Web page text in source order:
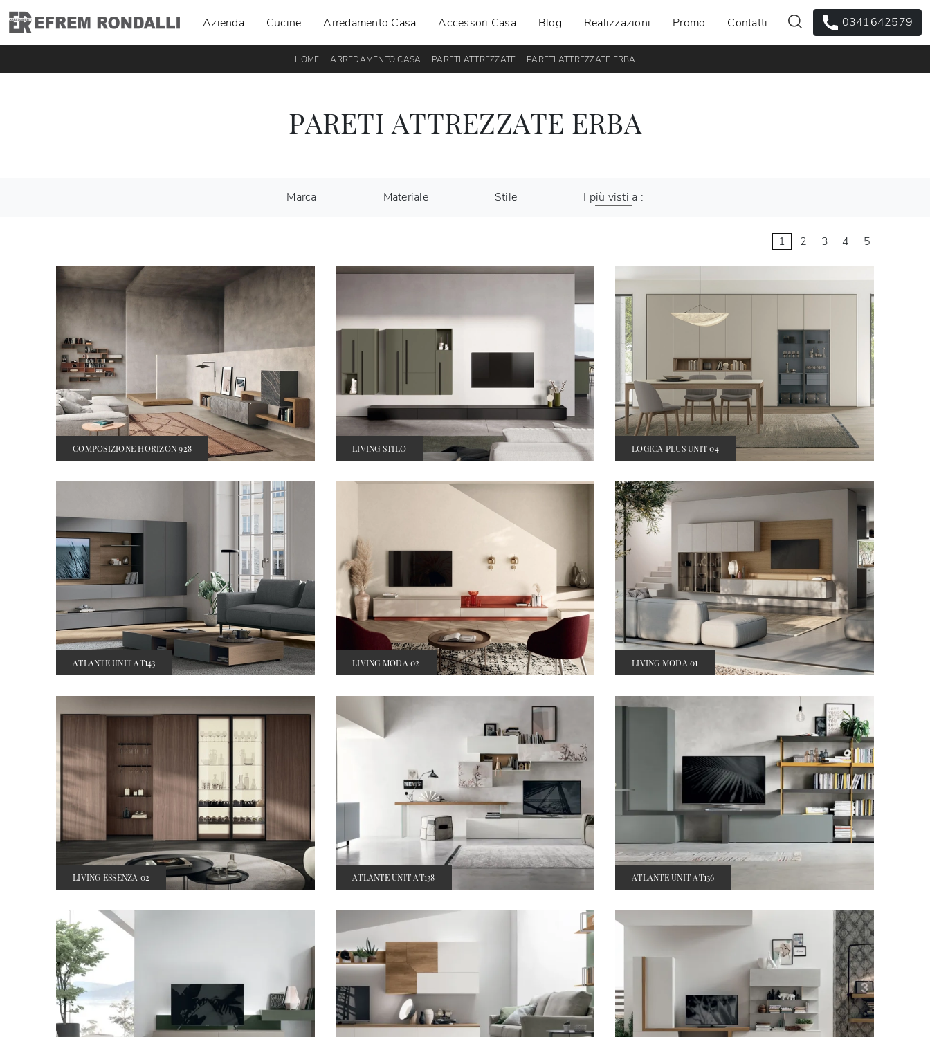
Azienda Cucine Arredamento Casa Accessori Casa Blog Realizzazioni Promo Contatti 0341642579
HOME -ARREDAMENTO CASA - PARETI ATTREZZATE - PARETI ATTREZZATE ERBA
PARETI ATTREZZATE ERBA
Marca Materiale Stile I più visti a :
1 2 3 4 5
COMPOSIZIONE HORIZON 928 LIVING STILO LOGICA PLUS UNIT 04
ATLANTE UNIT AT143 LIVING MODA 02 LIVING MODA 01
LIVING ESSENZA 02 ATLANTE UNIT AT138 ATLANTE UNIT AT136